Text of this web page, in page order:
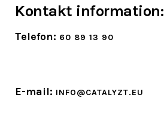
Kontakt information:
Telefon: 60 89 13 90
E-mail: INFO@CATALYZT.EU